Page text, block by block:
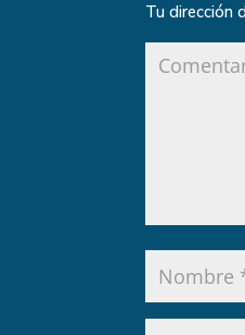
Tu dirección